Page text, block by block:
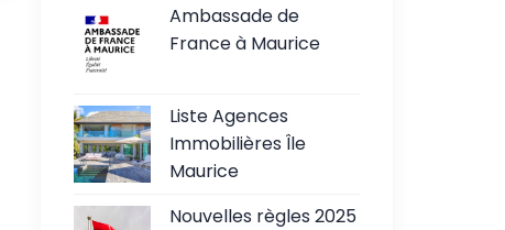
Ambassade de
France à Maurice
Liste Agences
Immobilières Île
Maurice
Nouvelles règles 2025